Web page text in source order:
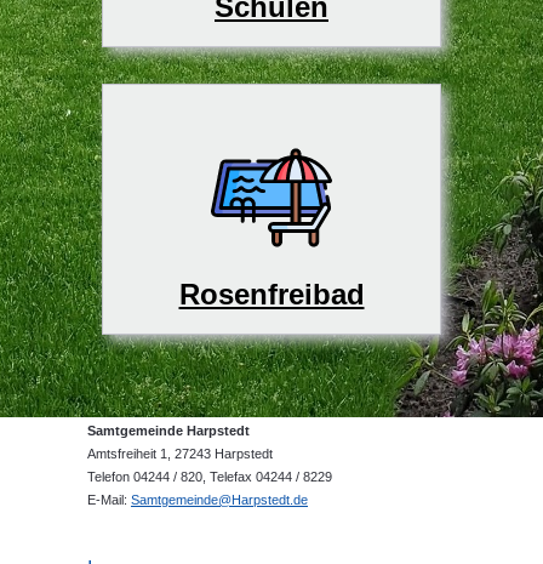
Schulen
Rosenfreibad
Samtgemeinde Harpstedt
Amtsfreiheit 1, 27243 Harpstedt
Telefon 04244 / 820, Telefax 04244 / 8229
E-Mail: Samtgemeinde@Harpstedt.de